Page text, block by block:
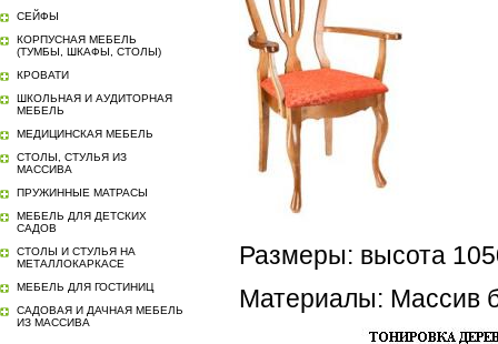
СЕЙФЫ
КОРПУСНАЯ МЕБЕЛЬ
(ТУМБЫ, ШКАФЫ, СТОЛЫ)
КРОВАТИ
ШКОЛЬНАЯ И АУДИТОРНАЯ
МЕБЕЛЬ
МЕДИЦИНСКАЯ МЕБЕЛЬ
СТОЛЫ, СТУЛЬЯ ИЗ
МАССИВА
ПРУЖИННЫЕ МАТРАСЫ
МЕБЕЛЬ ДЛЯ ДЕТСКИХ
САДОВ
СТОЛЫ И СТУЛЬЯ НА
МЕТАЛЛОКАРКАСЕ
МЕБЕЛЬ ДЛЯ ГОСТИНИЦ
САДОВАЯ И ДАЧНАЯ МЕБЕЛЬ
ИЗ МАССИВА
Размеры: высота
Материалы: Массив